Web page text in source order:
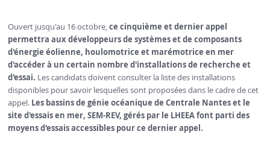
Ouvert jusqu'au 16 octobre,ce cinquième et dernier appel
permettra aux développeurs de systèmes et de composants
d'énergie éolienne, houlomotrice et marémotrice en mer
d'accéder à un certain nombre d'installations de recherche et
d'essai. Les candidats doivent consulter la liste des installations
disponibles pour savoir lesquelles sont proposées dans le cadre de cet
appel.Les bassins de génie océanique de Centrale Nantes et le
site d'essais en mer, SEM-REV, gérés par le LHEEA font parti des
moyens d'essais accessibles pour ce dernier appel.